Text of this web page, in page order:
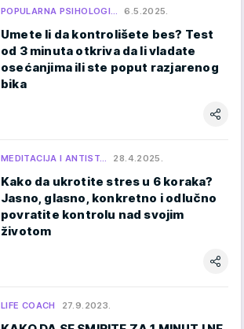
POPULARNA PSIHOLOGI… 6.5.2025.
Umete li da kontrolišete bes? Test
od 3 minuta otkriva da li vladate
osećanjima ili ste poput razjarenog
bika
MEDITACIJA I ANTIST… 28.4.2025.
Kako da ukrotite stres u 6 koraka?
Jasno, glasno, konkretno i odlučno
povratite kontrolu nad svojim
životom
LIFE COACH 27.9.2023.